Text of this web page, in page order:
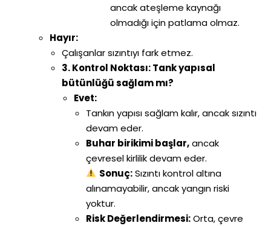
ancak ateşleme kaynağı
olmadığı için patlama olmaz.
Hayır:
Çalışanlar sızıntıyı fark etmez.
3. Kontrol Noktası: Tank yapısal
bütünlüğü sağlam mı?
Evet:
Tankın yapısı sağlam kalır, ancak sızıntı
devam eder.
Buhar birikimi başlar,ancak
çevresel kirlilik devam eder.
Sonuç:Sızıntı kontrol altına
alınamayabilir, ancak yangın riski
yoktur.
Risk Değerlendirmesi:Orta, çevre